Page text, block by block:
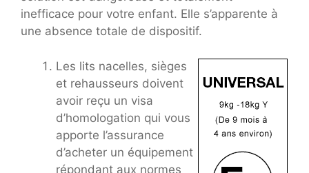
inefficace pour votre enfant. Elle s’apparente à
une absence totale de dispositif.
Les lits nacelles, sièges
et rehausseurs doivent
avoir reçu un visa
d’homologation qui vous
apporte l’assurance
d’acheter un équipement
répondant aux normes